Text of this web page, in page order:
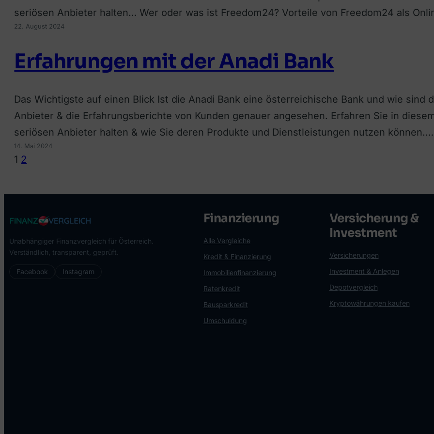
seriösen Anbieter halten… Wer oder was ist Freedom24? Vorteile von Freedom24 als
22. August 2024
Erfahrungen mit der Anadi Bank
Das Wichtigste auf einen Blick Ist die Anadi Bank eine österreichische Bank und wie sind
Anbieter & die Erfahrungsberichte von Kunden genauer angesehen. Erfahren Sie in
seriösen Anbieter halten & wie Sie deren Produkte und Dienstleistungen nutzen können.…
14. Mai 2024
1 2
Unabhängiger Finanzvergleich für Österreich.
Verständlich, transparent, geprüft.
Facebook Instagram
Finanzierung
Alle Vergleiche
Kredit & Finanzierung
Immobilienfinanzierung
Ratenkredit
Bausparkredit
Umschuldung
Versicherung &
Investment
Versicherungen
Investment & Anlegen
Depotvergleich
Kryptowährungen kaufen